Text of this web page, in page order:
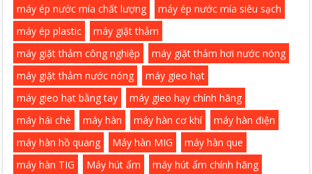
máy ép nước mía chất lượng
máy ép nước mía siêu sạch
máy ép plastic
máy giặt thảm
máy giặt thảm công nghiệp
máy giặt thảm hơi nước nóng
máy giặt thảm nước nóng
máy gieo hạt
máy gieo hạt bằng tay
máy gieo hạy chính hãng
máy hái chè
máy hàn máy hàn cơ khí
máy hàn điện
máy hàn hồ quang
Máy hàn MIG
máy hàn que
máy hàn TIG
Máy hút ẩm máy hút ẩm chính hãng